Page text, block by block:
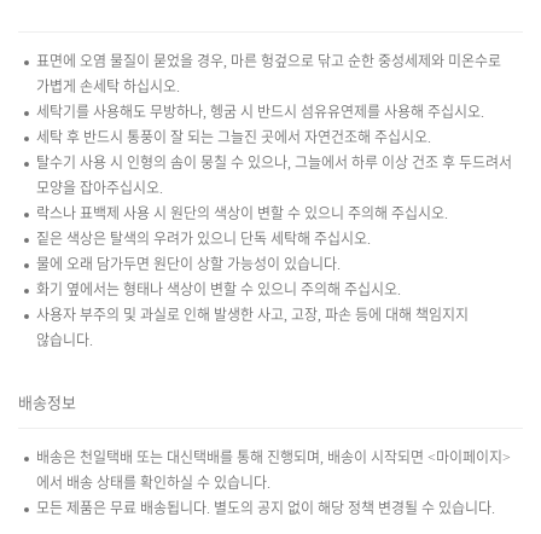
표면에 오염 물질이 묻었을 경우, 마른 헝겊으로 닦고 순한 중성세제와 미온수로
가볍게 손세탁 하십시오.
세탁기를 사용해도 무방하나, 헹굼 시 반드시 섬유유연제를 사용해 주십시오.
세탁 후 반드시 통풍이 잘 되는 그늘진 곳에서 자연건조해 주십시오.
탈수기 사용 시 인형의 솜이 뭉칠 수 있으나, 그늘에서 하루 이상 건조 후 두드려서
모양을 잡아주십시오.
락스나 표백제 사용 시 원단의 색상이 변할 수 있으니 주의해 주십시오.
짙은 색상은 탈색의 우려가 있으니 단독 세탁해 주십시오.
물에 오래 담가두면 원단이 상할 가능성이 있습니다.
화기 옆에서는 형태나 색상이 변할 수 있으니 주의해 주십시오.
사용자 부주의 및 과실로 인해 발생한 사고, 고장, 파손 등에 대해 책임지지
않습니다.
배송정보
배송은 천일택배 또는 대신택배를 통해 진행되며, 배송이 시작되면 <마이페이지>
에서 배송 상태를 확인하실 수 있습니다.
모든 제품은 무료 배송됩니다. 별도의 공지 없이 해당 정책 변경될 수 있습니다.